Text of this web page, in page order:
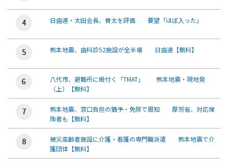
日歯連・太田会長、骨太を評価 要望「ほぼ入った」
熊本地震、歯科診52施設が全半壊 日歯連【無料】
八代市、避難所に根付く「TMAT」 熊本地震・現地発
（上）【無料】
熊本地震、窓口負担の猶予・免除で周知 厚労省、対応保
険者も【無料】
被災高齢者施設に介護・看護の専門職派遣 熊本地震で介
護団体【無料】